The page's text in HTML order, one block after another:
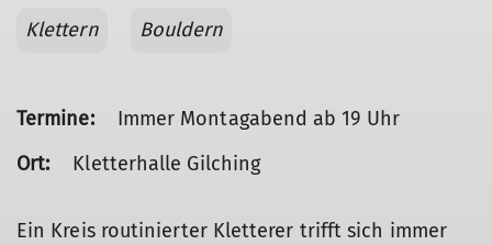
Klettern Bouldern
Termine:
Immer Montagabend ab 19 Uhr
Ort:
Kletterhalle Gilching
Ein Kreis routinierter Kletterer trifft sich immer